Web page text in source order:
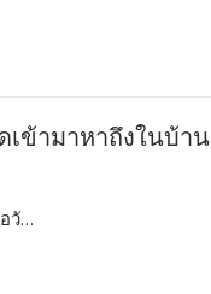
เข้ามาหาถึงในบ้าน
วั…